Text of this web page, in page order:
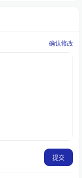
确认修改
提交